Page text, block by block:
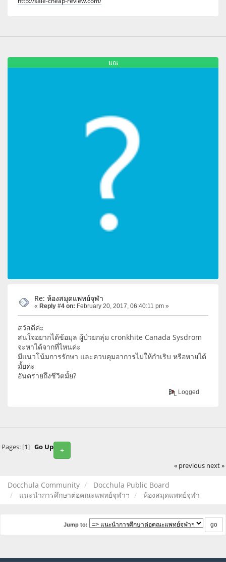
มณ
Re: ห้องสมุดแพทย์จุฬา
« Reply #4 on: February 20, 2017, 06:40:11 pm »
สวัสดีค่ะ
สนใจอยากได้ข้อมุล ผู้ป่วยกลุ่ม cronkhite Canada Sysdrom
จะหาได้จากที่ไหนค่ะ
มีแนวโน้มการรักษา และควบคุมอาการไม่ให้กำเริบ หรือหายได้
มั้ยค่ะ
อันตรายถึงชีวิตมั้ย?
Logged
+
Pages: [1] Go Up
« previous next »
Docchula Community
Docchula Public Board
แนะนำการศึกษาต่อคณะแพทย์จุฬาฯ
ห้องสมุดแพทย์จุฬา
Jump to: